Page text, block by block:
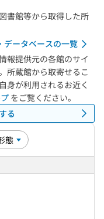
書館等から取得した所
データベースの一覧
報提供元の各館のサイ
所蔵館から取寄せるこ
身が利用されるお近く
をご覧ください。
る